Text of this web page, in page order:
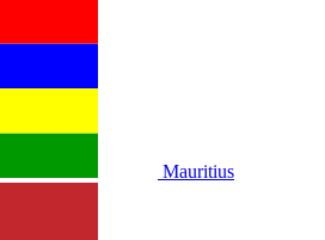
Mauritius